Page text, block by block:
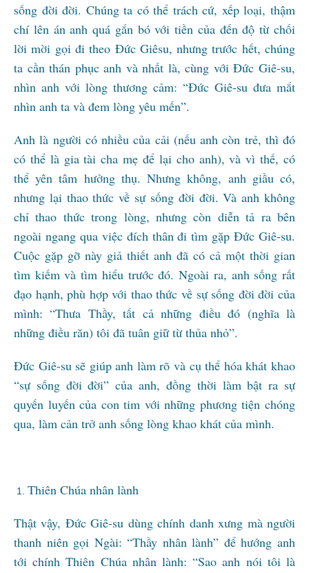
sống đời đời. Chúng ta có thể trách cứ, xếp loại, thậm
chí lên án anh quá gắn bó với tiền của đến độ từ chối
lời mời gọi đi theo Đức Giêsu, nhưng trước hết, chúng
ta cần thán phục anh và nhất là, cùng với Đức Giê-su,
nhìn anh với lòng thương cảm: “Đức Giê-su đưa mắt
nhìn anh ta và đem lòng yêu mến”.
Anh là người có nhiều của cải (nếu anh còn trẻ, thì đó
có thể là gia tài cha mẹ để lại cho anh), và vì thế, có
thể yên tâm hưởng thụ. Nhưng không, anh giầu có,
nhưng lại thao thức về sự sống đời đời. Và anh không
chỉ thao thức trong lòng, nhưng còn diễn tả ra bên
ngoài ngang qua việc đích thân đi tìm gặp Đức Giê-su.
Cuộc gặp gỡ này giả thiết anh đã có cả một thời gian
tìm kiếm và tìm hiểu trước đó. Ngoài ra, anh sống rất
đạo hạnh, phù hợp với thao thức về sự sống đời đời của
mình: “Thưa Thầy, tất cả những điều đó (nghĩa là
những điều răn) tôi đã tuân giữ từ thủa nhỏ”.
Đức Giê-su sẽ giúp anh làm rõ và cụ thể hóa khát khao
“sự sống đời đời” của anh, đồng thời làm bật ra sự
quyến luyến của con tim với những phương tiện chóng
qua, làm cản trở anh sống lòng khao khát của mình.
Thiên Chúa nhân lành
Thật vậy, Đức Giê-su dùng chính danh xưng mà người
thanh niên gọi Ngài: “Thầy nhân lành” để hướng anh
tới chính Thiên Chúa nhân lành: “Sao anh nói tôi là